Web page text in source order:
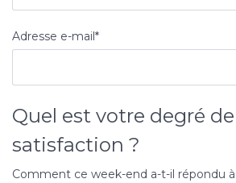
Adresse e-mail*
Quel est votre degré de
satisfaction ?
Comment ce week-end a-t-il répondu